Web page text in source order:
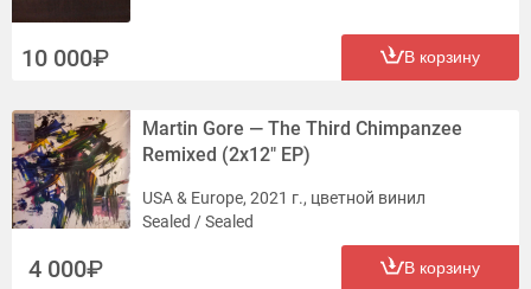
10 000 В корзину
Martin Gore — The Third Chimpanzee
Remixed (2x12" EP)
USA & Europe, 2021 г., цветной винил
Sealed / Sealed
4 000 В корзину